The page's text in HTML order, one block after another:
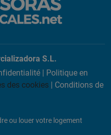
S.L.
| Politique en
des cookies | Conditions de
ou louer votre logement